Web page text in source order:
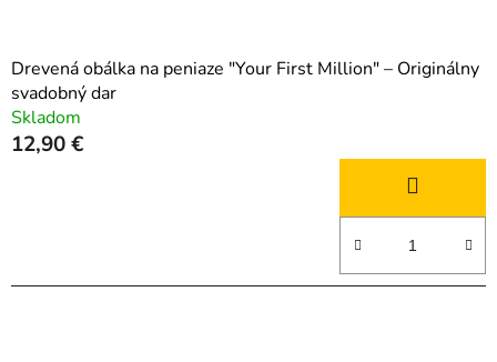
Drevená obálka na peniaze "Your First Million" – Originálny
svadobný dar
Skladom
12,90 €